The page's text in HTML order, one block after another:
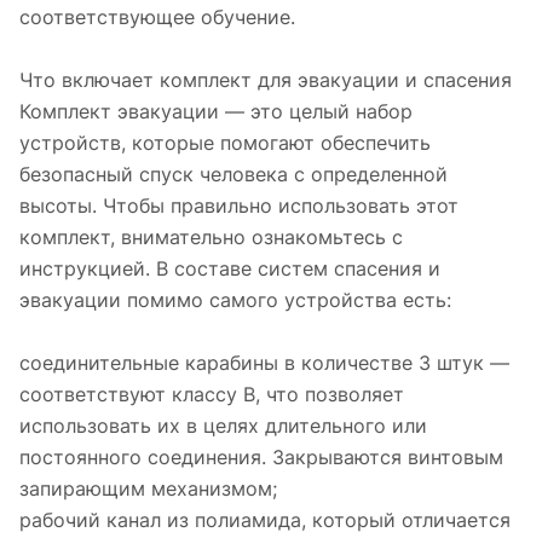
соответствующее обучение.
Что включает комплект для эвакуации и спасения
Комплект эвакуации — это целый набор
устройств, которые помогают обеспечить
безопасный спуск человека с определенной
высоты. Чтобы правильно использовать этот
комплект, внимательно ознакомьтесь с
инструкцией. В составе систем спасения и
эвакуации помимо самого устройства есть:
соединительные карабины в количестве 3 штук —
соответствуют классу B, что позволяет
использовать их в целях длительного или
постоянного соединения. Закрываются винтовым
запирающим механизмом;
рабочий канал из полиамида, который отличается